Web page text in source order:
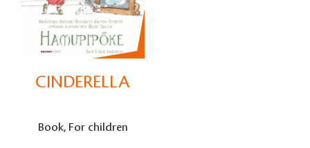
CINDERELLA
Book, For children